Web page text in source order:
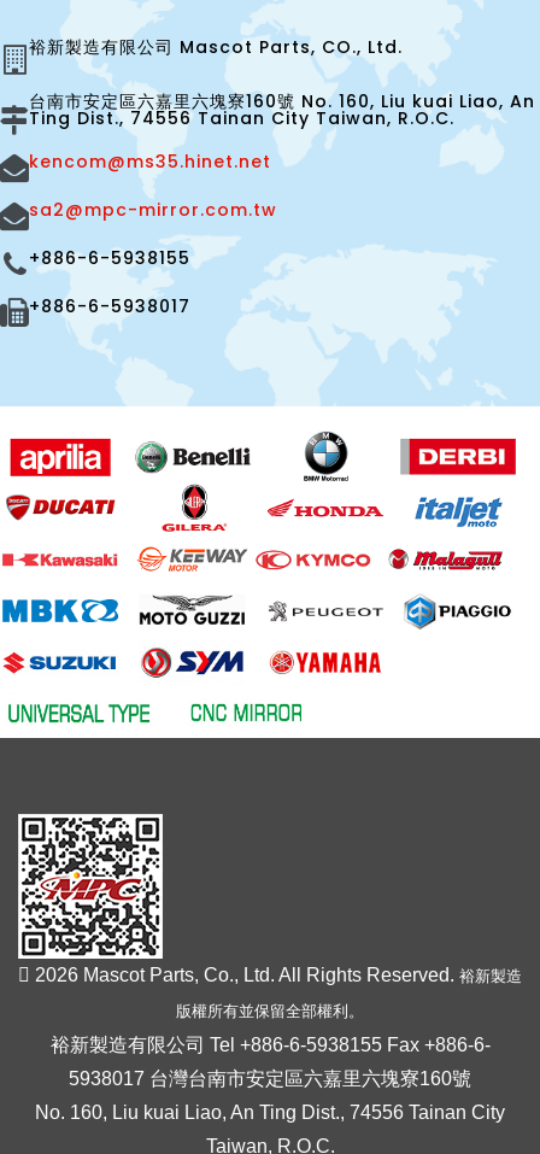
裕新製造有限公司 Mascot Parts, CO., Ltd.
台南市安定區六嘉里六塊寮160號 No. 160, Liu kuai Liao, An
Ting Dist., 74556 Tainan City Taiwan, R.O.C.
kencom@ms35.hinet.net
sa2@mpc-mirror.com.tw
+886-6-5938155
+886-6-5938017
2026 Mascot Parts, Co., Ltd. All Rights Reserved. 裕新製造
版權所有並保留全部權利。
裕新製造有限公司 Tel +886-6-5938155 Fax +886-6-
5938017 台灣台南市安定區六嘉里六塊寮160號
No. 160, Liu kuai Liao, An Ting Dist., 74556 Tainan City
Taiwan, R.O.C.